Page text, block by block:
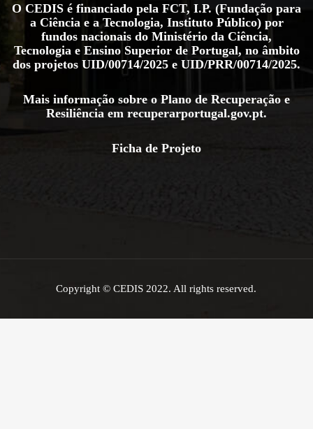
O CEDIS é financiado pela FCT, I.P. (Fundação para
a Ciência e a Tecnologia, Instituto Público) por
fundos nacionais do Ministério da Ciência,
Tecnologia e Ensino Superior de Portugal, no âmbito
dos projetos UID/00714/2025 e UID/PRR/00714/2025.
Mais informação sobre o Plano de Recuperação e
Resiliência em recuperarportugal.gov.pt.
Ficha de Projeto
Copyright © CEDIS 2022. All rights reserved.